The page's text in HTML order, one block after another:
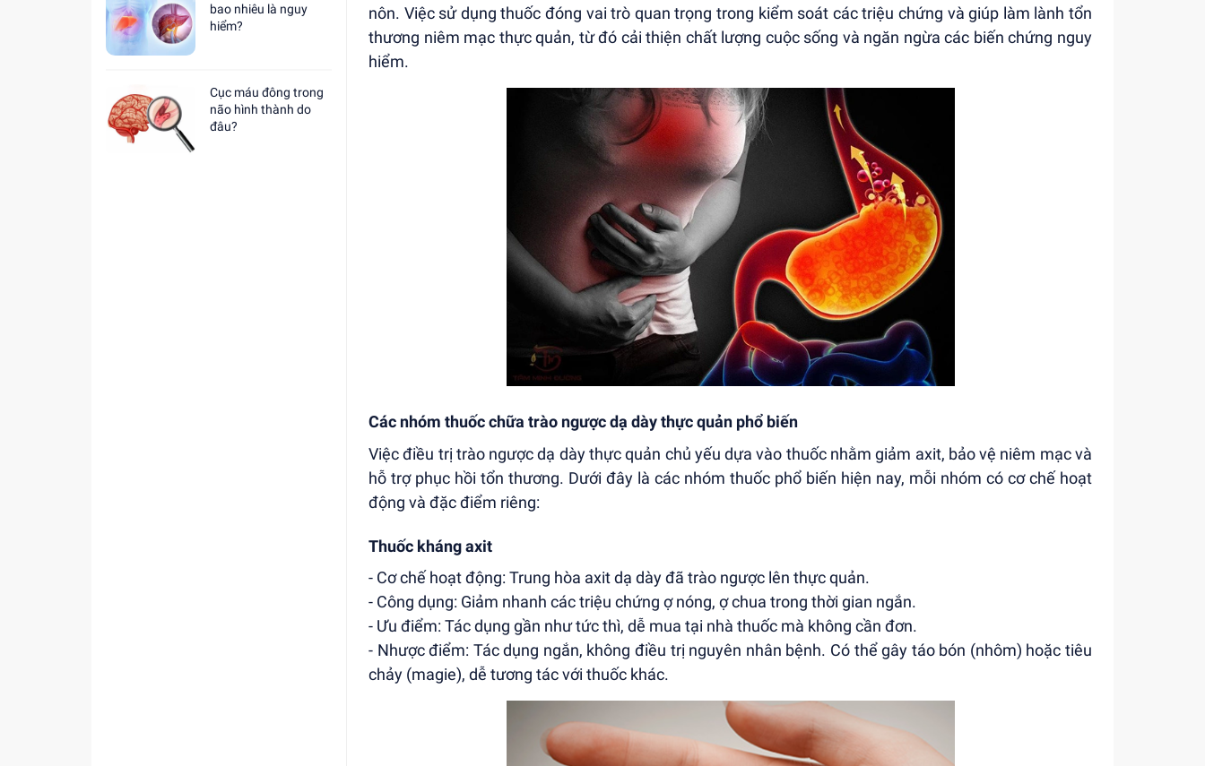
bao nhiêu là nguy
hiểm?
Cục máu đông trong
não hình thành do
đâu?
nôn. Việc sử dụng thuốc đóng vai trò quan trọng trong kiểm soát các triệu chứng và giúp làm lành tổn
thương niêm mạc thực quản, từ đó cải thiện chất lượng cuộc sống và ngăn ngừa các biến chứng nguy
hiểm.
Các nhóm thuốc chữa trào ngược dạ dày thực quản phổ biến
Việc điều trị trào ngược dạ dày thực quản chủ yếu dựa vào thuốc nhằm giảm axit, bảo vệ niêm mạc và
hỗ trợ phục hồi tổn thương. Dưới đây là các nhóm thuốc phổ biến hiện nay, mỗi nhóm có cơ chế hoạt
động và đặc điểm riêng:
Thuốc kháng axit
- Cơ chế hoạt động: Trung hòa axit dạ dày đã trào ngược lên thực quản.
- Công dụng: Giảm nhanh các triệu chứng ợ nóng, ợ chua trong thời gian ngắn.
- Ưu điểm: Tác dụng gần như tức thì, dễ mua tại nhà thuốc mà không cần đơn.
- Nhược điểm: Tác dụng ngắn, không điều trị nguyên nhân bệnh. Có thể gây táo bón (nhôm) hoặc tiêu
chảy (magie), dễ tương tác với thuốc khác.